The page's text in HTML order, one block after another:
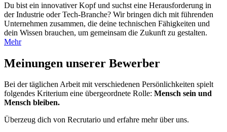
Du bist ein innovativer Kopf und suchst eine Herausforderung in
der Industrie oder Tech-Branche? Wir bringen dich mit führenden
Unternehmen zusammen, die deine technischen Fähigkeiten und
dein Wissen brauchen, um gemeinsam die Zukunft zu gestalten.
Mehr
Meinungen unserer Bewerber
Bei der täglichen Arbeit mit verschiedenen Persönlichkeiten spielt
folgendes Kriterium eine übergeordnete Rolle: Mensch sein und
Mensch bleiben.
Überzeug dich von Recrutario und erfahre mehr über uns.